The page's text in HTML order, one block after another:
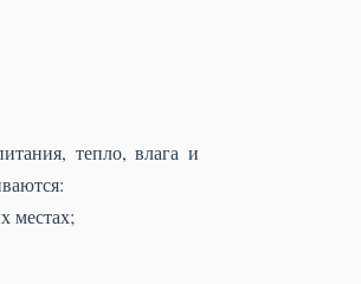
тепло, влага и
местах;